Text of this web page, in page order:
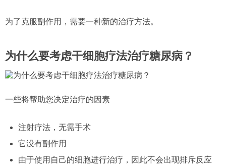
为了克服副作用，需要一种新的治疗方法。
为什么要考虑干细胞疗法治疗糖尿病？
一些将帮助您决定治疗的因素
注射疗法，无需手术
它没有副作用
由于使用自己的细胞进行治疗，因此不会出现排斥反应